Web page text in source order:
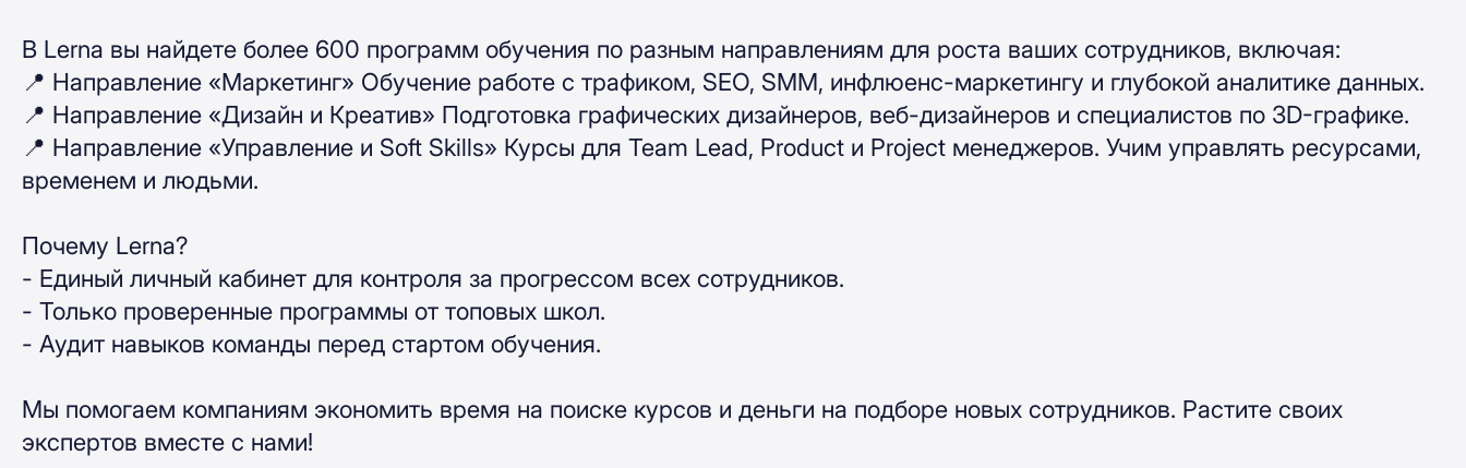
В Lerna вы найдете более 600 программ обучения по разным направлениям для роста ваших сотрудников, включая:
📍 Направление «Маркетинг» Обучение работе с трафиком, SEO, SMM, инфлюенс-маркетингу и глубокой аналитике данных.
📍 Направление «Дизайн и Креатив» Подготовка графических дизайнеров, веб-дизайнеров и специалистов по 3D-графике.
📍 Направление «Управление и Soft Skills» Курсы для Team Lead, Product и Project менеджеров. Учим управлять ресурсами,
временем и людьми.
Почему Lerna?
- Единый личный кабинет для контроля за прогрессом всех сотрудников.
- Только проверенные программы от топовых школ.
- Аудит навыков команды перед стартом обучения.
Мы помогаем компаниям экономить время на поиске курсов и деньги на подборе новых сотрудников. Растите своих
экспертов вместе с нами!